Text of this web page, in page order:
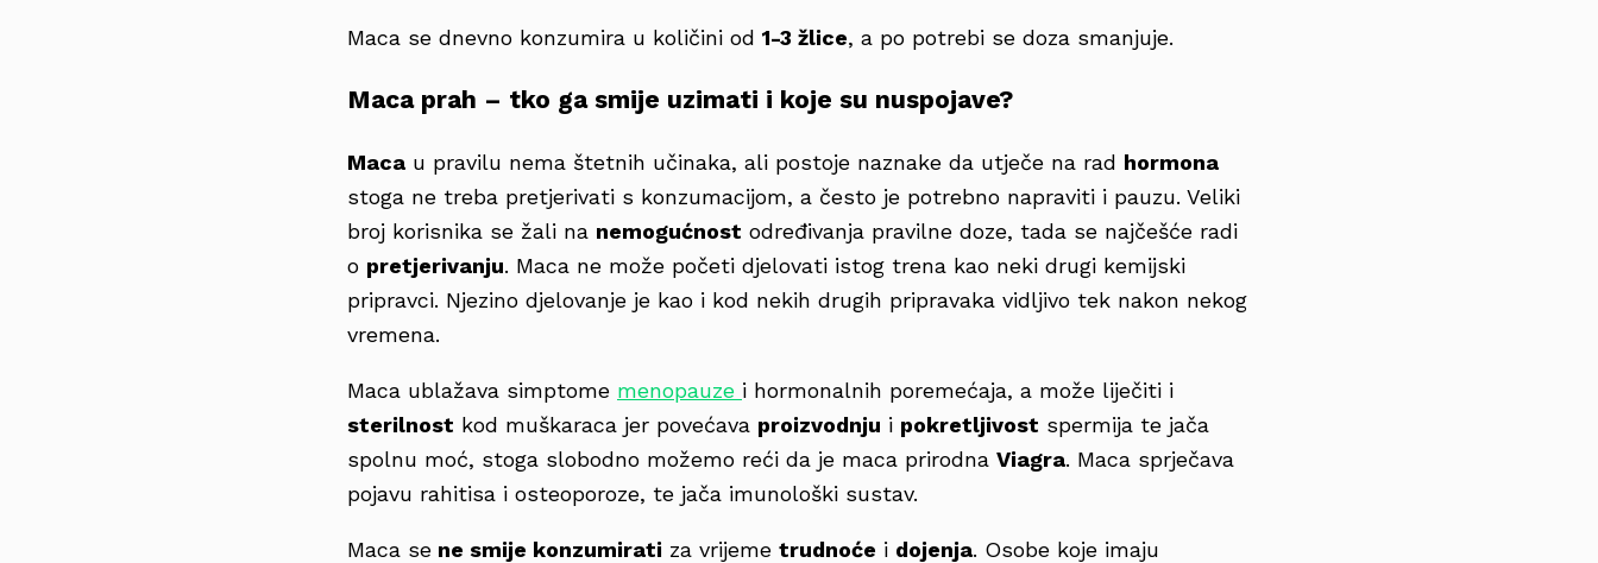
Maca se dnevno konzumira u količini od 1-3 žlice, a po potrebi se doza smanjuje.
Maca prah – tko ga smije uzimati i koje su nuspojave?
Maca u pravilu nema štetnih učinaka, ali postoje naznake da utječe na rad hormona
stoga ne treba pretjerivati s konzumacijom, a često je potrebno napraviti i pauzu. Veliki
broj korisnika se žali na nemogućnost određivanja pravilne doze, tada se najčešće radi
o pretjerivanju. Maca ne može početi djelovati istog trena kao neki drugi kemijski
pripravci. Njezino djelovanje je kao i kod nekih drugih pripravaka vidljivo tek nakon nekog
vremena.
Maca ublažava simptome menopauze i hormonalnih poremećaja, a može liječiti i
sterilnost kod muškaraca jer povećava proizvodnju i pokretljivost spermija te jača
spolnu moć, stoga slobodno možemo reći da je maca prirodna Viagra. Maca sprječava
pojavu rahitisa i osteoporoze, te jača imunološki sustav.
Maca se ne smije konzumirati za vrijeme trudnoće i dojenja. Osobe koje imaju